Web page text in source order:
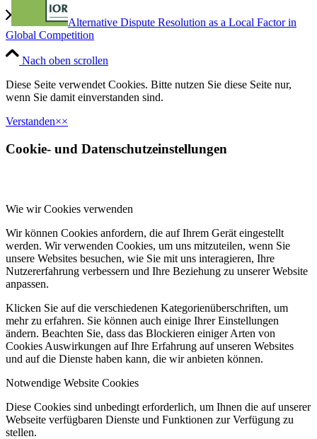
Alternative Dispute Resolution as a Local Factor in
Global Competition
Nach oben scrollen
Diese Seite verwendet Cookies. Bitte nutzen Sie diese Seite nur,
wenn Sie damit einverstanden sind.
Verstanden××
Cookie- und Datenschutzeinstellungen
Wie wir Cookies verwenden
Wir können Cookies anfordern, die auf Ihrem Gerät eingestellt
werden. Wir verwenden Cookies, um uns mitzuteilen, wenn Sie
unsere Websites besuchen, wie Sie mit uns interagieren, Ihre
Nutzererfahrung verbessern und Ihre Beziehung zu unserer Website
anpassen.
Klicken Sie auf die verschiedenen Kategorienüberschriften, um
mehr zu erfahren. Sie können auch einige Ihrer Einstellungen
ändern. Beachten Sie, dass das Blockieren einiger Arten von
Cookies Auswirkungen auf Ihre Erfahrung auf unseren Websites
und auf die Dienste haben kann, die wir anbieten können.
Notwendige Website Cookies
Diese Cookies sind unbedingt erforderlich, um Ihnen die auf unserer
Webseite verfügbaren Dienste und Funktionen zur Verfügung zu
stellen.